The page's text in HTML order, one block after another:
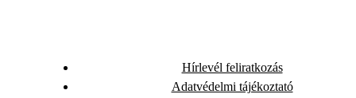
Hírlevél feliratkozás
Adatvédelmi tájékoztató